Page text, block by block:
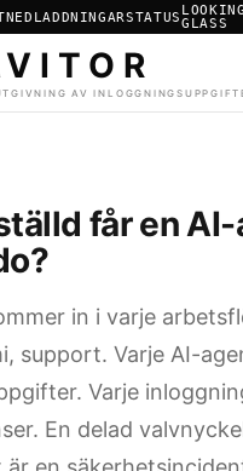
NEDLADDNINGARSTATUS LOOKING
GLASS
får en
in i varje
support. Varje AI-
Varje
En delad